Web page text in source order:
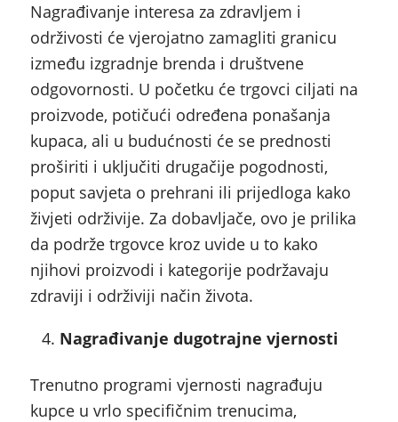
Nagrađivanje interesa za zdravljem i
održivosti će vjerojatno zamagliti granicu
između izgradnje brenda i društvene
odgovornosti. U početku će trgovci ciljati na
proizvode, potičući određena ponašanja
kupaca, ali u budućnosti će se prednosti
proširiti i uključiti drugačije pogodnosti,
poput savjeta o prehrani ili prijedloga kako
živjeti održivije. Za dobavljače, ovo je prilika
da podrže trgovce kroz uvide u to kako
njihovi proizvodi i kategorije podržavaju
zdraviji i održiviji način života.
Nagrađivanje dugotrajne vjernosti
Trenutno programi vjernosti nagrađuju
kupce u vrlo specifičnim trenucima,